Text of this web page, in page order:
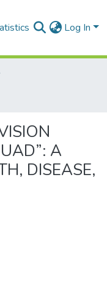
Log In
A
DISEASE,